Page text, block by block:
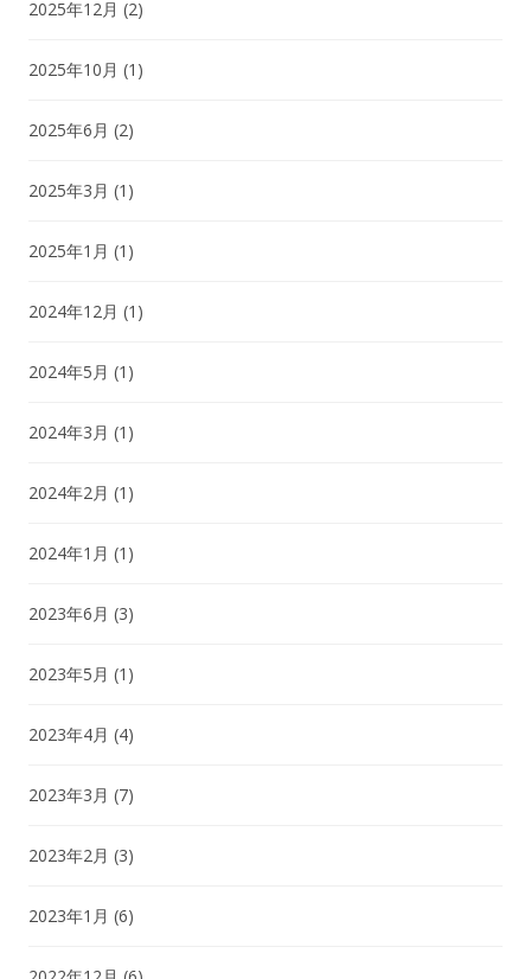
2025年12月 (2)
2025年10月 (1)
2025年6月 (2)
2025年3月 (1)
2025年1月 (1)
2024年12月 (1)
2024年5月 (1)
2024年3月 (1)
2024年2月 (1)
2024年1月 (1)
2023年6月 (3)
2023年5月 (1)
2023年4月 (4)
2023年3月 (7)
2023年2月 (3)
2023年1月 (6)